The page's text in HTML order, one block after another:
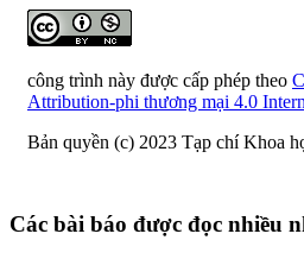
công trình này được cấp phép theo
Attribution-phi thương mại 4.0
Bản quyền (c) 2023 Tạp chí Khoa
Các bài báo được đọc nhiều